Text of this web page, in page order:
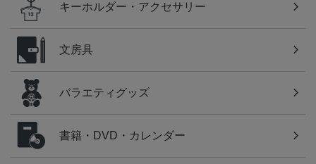
キーホルダー・アクセサリー
文房具
バラエティグッズ
書籍・DVD・カレンダー